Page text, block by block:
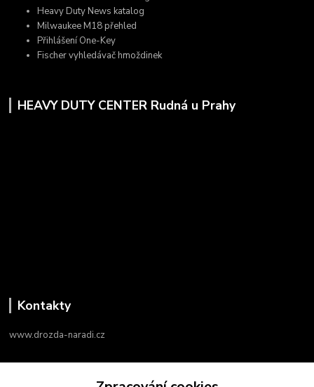
Heavy Duty News katalog
Milwaukee M18 přehled
Přihlášení One-Key
Fischer vyhledávač hmoždinek
HEAVY DUTY CENTER Rudná u Prahy
Kontakty
www.drozda-naradi.cz